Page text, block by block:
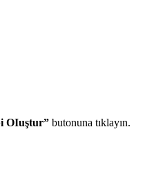
OIuştur” butonuna tıklayın.